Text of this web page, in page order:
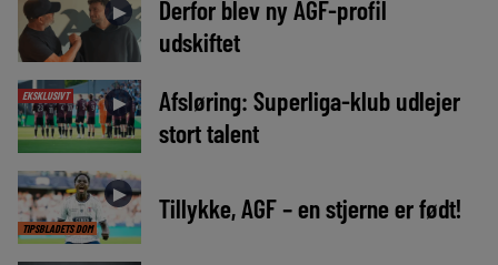
►
Derfor blev ny AGF-profil
udskiftet
EKSKLUSIVT ►
Afsløring: Superliga-klub udlejer
stort talent
TIPSBLADETS DOM
► Tillykke, AGF – en stjerne er født!